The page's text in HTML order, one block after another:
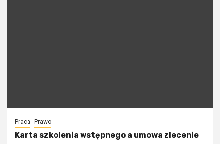
Praca Prawo
Karta szkolenia wstępnego a umowa zlecenie